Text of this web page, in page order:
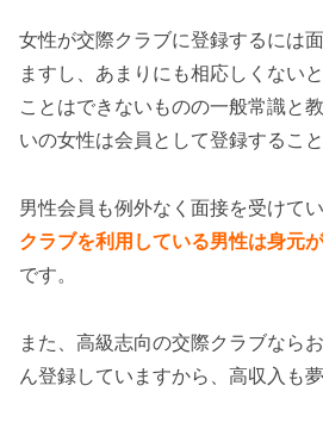
女性が交際クラブに登録するには
ますし、あまりにも相応しくない
ことはできないものの一般常識と
いの女性は会員として登録すること
男性会員も例外なく面接を受けて
クラブを利用している男性は身元
です。
また、高級志向の交際クラブなら
ん登録していますから、高収入も